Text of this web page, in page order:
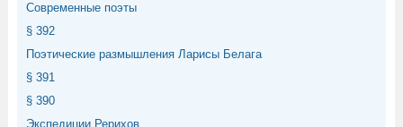
Современные поэты
§ 392
Поэтические размышления Ларисы Белага
§ 391
§ 390
Экспедиции Рерихов